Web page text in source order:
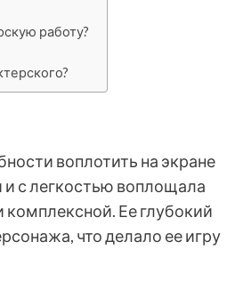
работу?
воплотить на экране
с легкостью воплощала
Ее глубокий
что делало ее игру